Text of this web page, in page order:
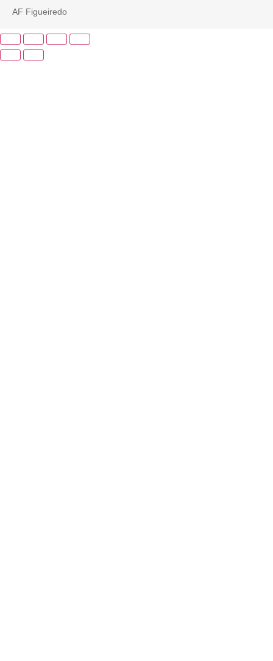
AF Figueiredo